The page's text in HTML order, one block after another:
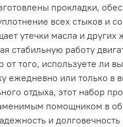
прокладки,
всех стыков и
утечки масла и других
стабильную работу
от того, используете ли
ежедневно или только в
отдыха, этот набор
помощником в
и долговечность